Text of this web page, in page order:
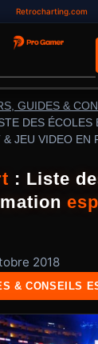
Retrocharting.com
GUIDES &
DES ÉCOLES
JEU VIDEO EN
: Liste
2018
& CONSEILS